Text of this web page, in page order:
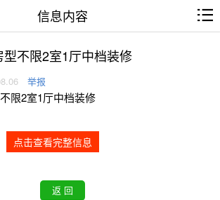
信息内容
不限2室1厅中档装修
举报
限2室1厅中档装修
点击查看完整信息